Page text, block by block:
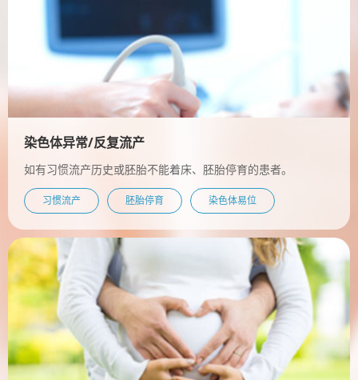
染色体异常/反复流产
如有习惯流产历史或胚胎不能着床、胚胎停育的患者。
习惯流产 胚胎停育 染色体易位